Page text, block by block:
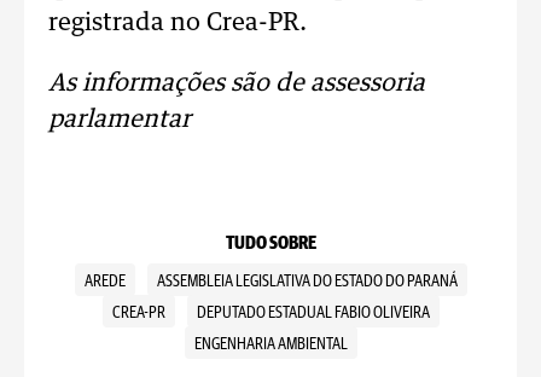
registrada no Crea-PR.
As informações são de assessoria
parlamentar
TUDO SOBRE
AREDE
ASSEMBLEIA LEGISLATIVA DO ESTADO DO PARANÁ
CREA-PR
DEPUTADO ESTADUAL FABIO OLIVEIRA
ENGENHARIA AMBIENTAL